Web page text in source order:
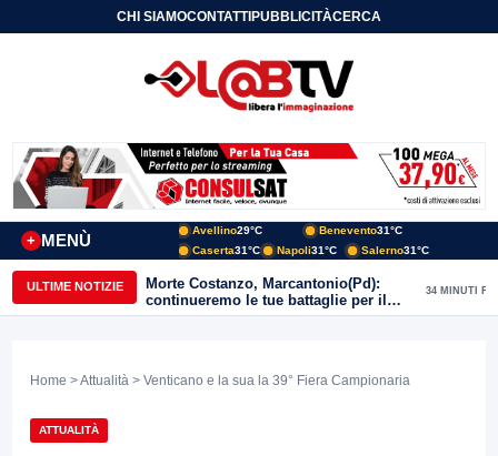
CHI SIAMOCONTATTIPUBBLICITÀCERCA
MENÙ
+
Avellino29°C Benevento31°C
Caserta31°C Napoli31°C Salerno31°C
ULTIME NOTIZIE
Morte Costanzo, Marcantonio(Pd):
continueremo le tue battaglie per il
Sannio
34 MINUTI FA
Home >Attualità > Venticano e la sua la 39° Fiera Campionaria
ATTUALITÀ